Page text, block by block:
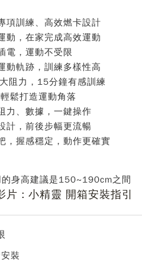
項訓練、高效燃卡設計
動，在家完成高效運動
電，運動不受限
動軌跡，訓練多樣性高
阻力，15分鐘有感訓練
鬆打造運動角落
力、數據，一鍵操作
計，前後步幅更流暢
，握感穩定，動作更確實
身高建議是150~190cm之間
: 小精靈 開箱安裝指引
裝